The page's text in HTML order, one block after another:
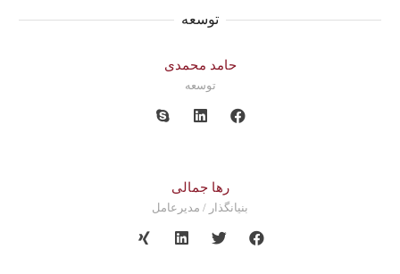
توسعه
حامد محمدی
توسعه
رها جمالی
بنیانگذار / مدیرعامل